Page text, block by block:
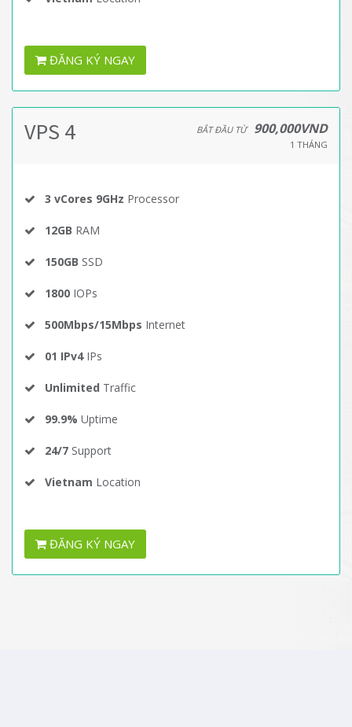
ĐĂNG KÝ NGAY
VPS 4 BẮT ĐẦU TỪ 900,000VND
1 THÁNG
3 vCores 9GHz Processor
12GB RAM
150GB SSD
1800 IOPs
500Mbps/15Mbps Internet
01 IPv4IPs
Unlimited Traffic
99.9% Uptime
24/7 Support
Vietnam Location
ĐĂNG KÝ NGAY